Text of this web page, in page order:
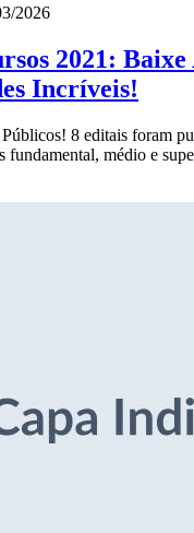
2026
2021: Baixe
Incríveis!
8 editais foram
médio e